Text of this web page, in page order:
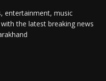
entertainment, music
the latest breaking news